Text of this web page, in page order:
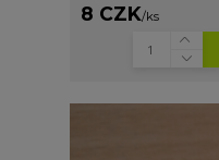
8 CZK/ks